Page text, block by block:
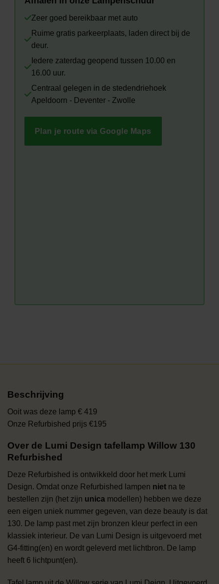
Zeer goed bereikbaar met auto
Ruime gratis parkeerplaats, laden direct bij de
deur.
Iedere zaterdag geopend tussen 10.00 en
16.00 uur.
Centraal gelegen in de stedendriehoek
Apeldoorn - Deventer - Zwolle
Plan je route via Google Maps
Beschrijving
Ooit was deze lamp € 419
Onze Refurbished prijs €195
Over de Lumi Design tafellamp Willow 130
Refurbished
Deze Refurbished is ontwikkeld door het merk Lumi
Design. Omdat onze Refurbished lampen niet na te
bestellen zijn (het zijn unica modellen) hebben we deze
een eigen uniek nummer gegeven, van deze beauty is dat
130. De lamp past met zijn bronzen kleur perfect in een
klassiek interieur. De van Lumi Design is uitgevoerd met
G4-fitting(en) en wordt geleverd met lichtbron. De lamp
heeft 6 lichtpunt(en).